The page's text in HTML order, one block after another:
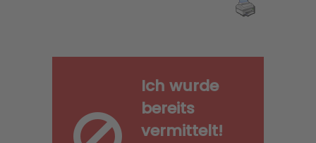
Ich wurde
bereits
vermittelt!